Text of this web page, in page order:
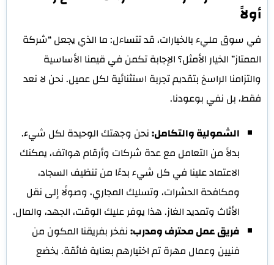
أولاً
في سوق مليء بالخيارات، قد تتساءل: ما الذي يجعل “شركة
الممتاز” الخيار الأمثل؟ الإجابة تكمن في قيمنا الأساسية
والتزامنا الراسخ بتقديم تجربة استثنائية لكل عميل. نحن لا نعد
فقط، بل نفي بوعودنا.
الشمولية والتكامل:نحن وجهتك الوحيدة لكل شيء.
بدلاً من التعامل مع عدة شركات وأرقام هواتف، يمكنك
الاعتماد علينا في كل شيء بدءًا من تنظيف السجاد،
ومكافحة الحشرات، وتسليك المجاري، وصولًا إلى نقل
الأثاث وتمديد الغاز. هذا يوفر عليك الوقت، الجهد، والمال.
فريق عمل محترف ومدرب:نفخر بفريقنا المكون من
فنيين وعمال مهرة تم اختيارهم بعناية فائقة. يخضع